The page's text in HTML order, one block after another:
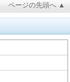
ページの先頭へ ▲